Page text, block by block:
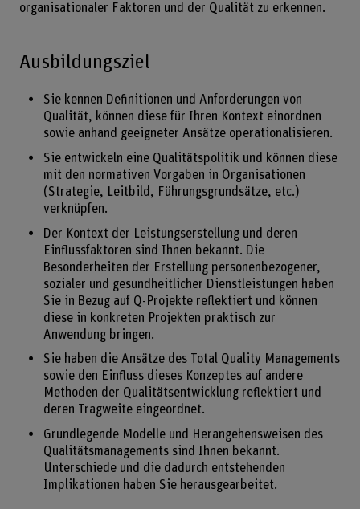
organisationaler Faktoren und der Qualität zu erkennen.
Ausbildungsziel
Sie kennen Definitionen und Anforderungen von
Qualität, können diese für Ihren Kontext einordnen
sowie anhand geeigneter Ansätze operationalisieren.
Sie entwickeln eine Qualitätspolitik und können diese
mit den normativen Vorgaben in Organisationen
(Strategie, Leitbild, Führungsgrundsätze, etc.)
verknüpfen.
Der Kontext der Leistungserstellung und deren
Einflussfaktoren sind Ihnen bekannt. Die
Besonderheiten der Erstellung personenbezogener,
sozialer und gesundheitlicher Dienstleistungen haben
Sie in Bezug auf Q-Projekte reflektiert und können
diese in konkreten Projekten praktisch zur
Anwendung bringen.
Sie haben die Ansätze des Total Quality Managements
sowie den Einfluss dieses Konzeptes auf andere
Methoden der Qualitätsentwicklung reflektiert und
deren Tragweite eingeordnet.
Grundlegende Modelle und Herangehensweisen des
Qualitätsmanagements sind Ihnen bekannt.
Unterschiede und die dadurch entstehenden
Implikationen haben Sie herausgearbeitet.